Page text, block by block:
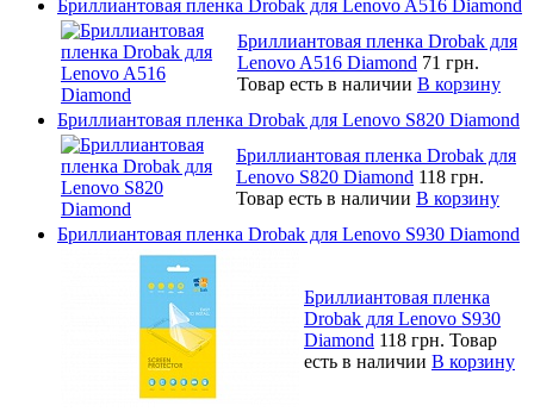
Бриллиантовая пленка Drobak для Lenovo A516 Diamond
Бриллиантовая пленка Drobak для
Lenovo A516 Diamond 71 грн.
Товар есть в наличии В корзину
Бриллиантовая пленка Drobak для Lenovo S820 Diamond
Бриллиантовая пленка Drobak для
Lenovo S820 Diamond 118 грн.
Товар есть в наличии В корзину
Бриллиантовая пленка Drobak для Lenovo S930 Diamond
Бриллиантовая пленка
Drobak для Lenovo S930
Diamond 118 грн. Товар
есть в наличии В корзину